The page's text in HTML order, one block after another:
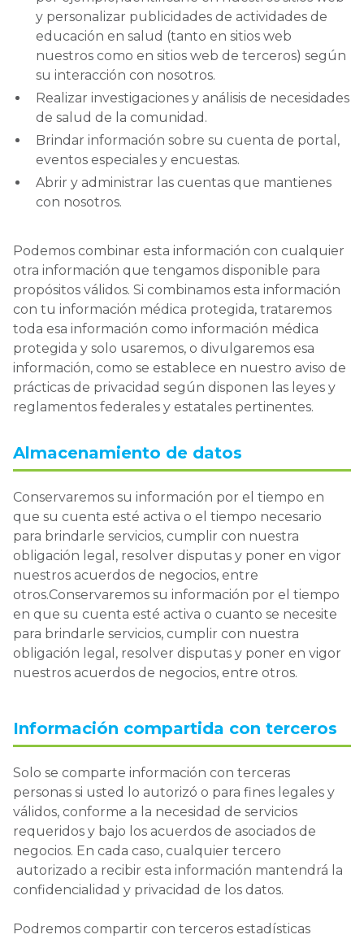
y personalizar publicidades de actividades de
educación en salud (tanto en sitios web
nuestros como en sitios web de terceros) según
su interacción con nosotros.
Realizar investigaciones y análisis de necesidades
de salud de la comunidad.
Brindar información sobre su cuenta de portal,
eventos especiales y encuestas.
Abrir y administrar las cuentas que mantienes
con nosotros.
Podemos combinar esta información con cualquier
otra información que tengamos disponible para
propósitos válidos. Si combinamos esta información
con tu información médica protegida, trataremos
toda esa información como información médica
protegida y solo usaremos, o divulgaremos esa
información, como se establece en nuestro aviso de
prácticas de privacidad según disponen las leyes y
reglamentos federales y estatales pertinentes.
Almacenamiento de datos
Conservaremos su información por el tiempo en
que su cuenta esté activa o el tiempo necesario
para brindarle servicios, cumplir con nuestra
obligación legal, resolver disputas y poner en vigor
nuestros acuerdos de negocios, entre
otros.Conservaremos su información por el tiempo
en que su cuenta esté activa o cuanto se necesite
para brindarle servicios, cumplir con nuestra
obligación legal, resolver disputas y poner en vigor
nuestros acuerdos de negocios, entre otros.
Información compartida con terceros
Solo se comparte información con terceras
personas si usted lo autorizó o para fines legales y
válidos, conforme a la necesidad de servicios
requeridos y bajo los acuerdos de asociados de
negocios. En cada caso, cualquier tercero
autorizado a recibir esta información mantendrá la
confidencialidad y privacidad de los datos.
Podremos compartir con terceros estadísticas